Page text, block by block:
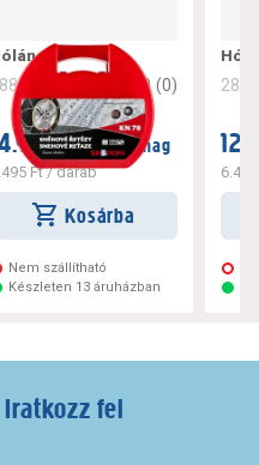
70
0 (0)
Ft / csomag
Ft/ darab
Kosárba
Nem szállítható
Készleten 13 áruházban
fel